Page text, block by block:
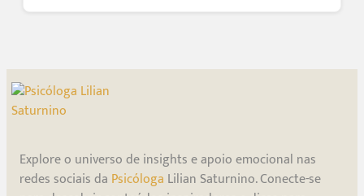
Explore o universo de insights e apoio emocional nas
redes sociais da Psicóloga Lilian Saturnino. Conecte-se